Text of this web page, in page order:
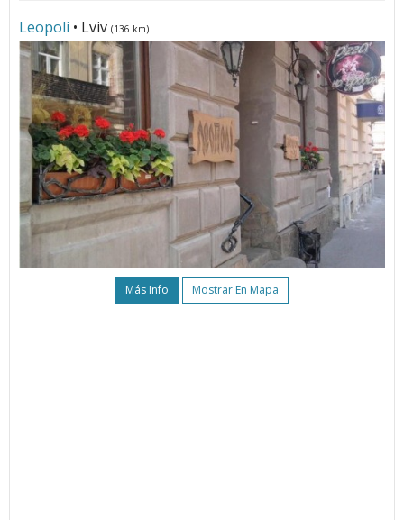
Leopoli • Lviv (136 km)
Más Info Mostrar En Mapa